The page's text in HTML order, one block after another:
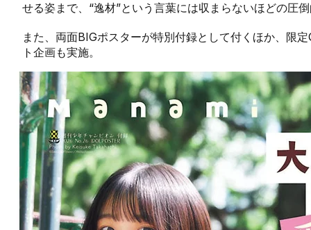
せる姿まで、“逸材”という言葉には収まらないほどの圧
また、両面BIGポスターが特別付録として付くほか、限
ト企画も実施。